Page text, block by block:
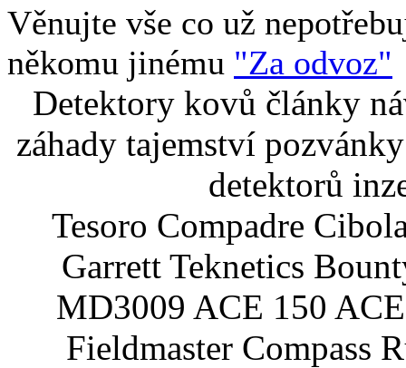
Věnujte vše co už
někomu jinému "Za odvoz"
Detektory kovů články
záhady tajemství
detektorů
Tesoro Compadre
Garrett Teknetics
MD3009 ACE 150
Fieldmaster Compass